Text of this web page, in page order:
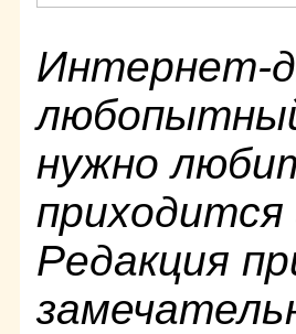
Интернет-
нужно
Редакция